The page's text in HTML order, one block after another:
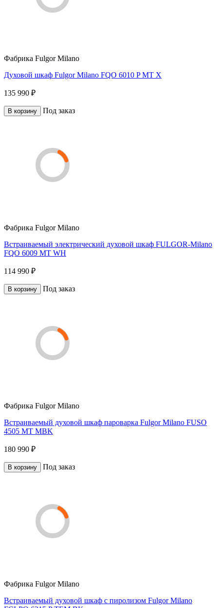
Фабрика Fulgor Milano
Духовой шкаф Fulgor Milano FQO 6010 P MT X
135 990 ₽
В корзину Под заказ
Фабрика Fulgor Milano
Встраиваемый электрический духовой шкаф FULGOR-Milano
FQO 6009 MT WH
114 990 ₽
В корзину Под заказ
Фабрика Fulgor Milano
Встраиваемый духовой шкаф пароварка Fulgor Milano FUSO
4505 MT MBK
180 990 ₽
В корзину Под заказ
Фабрика Fulgor Milano
Встраиваемый духовой шкаф с пиролизом Fulgor Milano